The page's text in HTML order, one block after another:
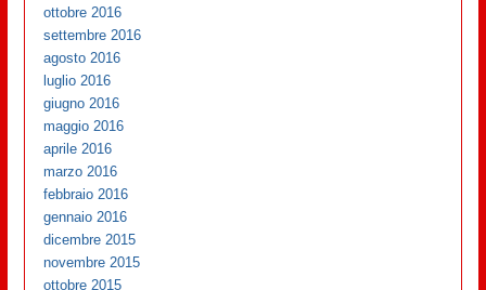
ottobre 2016
settembre 2016
agosto 2016
luglio 2016
giugno 2016
maggio 2016
aprile 2016
marzo 2016
febbraio 2016
gennaio 2016
dicembre 2015
novembre 2015
ottobre 2015